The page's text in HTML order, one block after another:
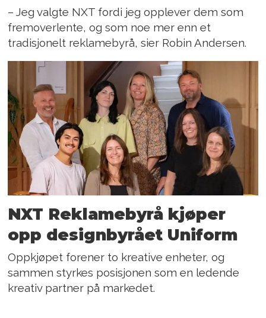
– Jeg valgte NXT fordi jeg opplever dem som
fremoverlente, og som noe mer enn et
tradisjonelt reklamebyrå, sier Robin Andersen.
NXT Reklamebyrå kjøper
opp designbyrået Uniform
Oppkjøpet forener to kreative enheter, og
sammen styrkes posisjonen som en ledende
kreativ partner på markedet.